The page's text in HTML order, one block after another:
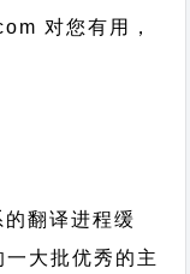
对您有用，
翻译进程缓
大批优秀的主